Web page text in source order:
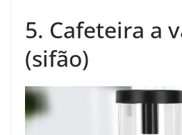
5. Cafeteira a
(sifão)